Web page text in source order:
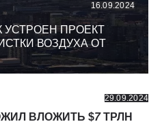
16.09.2024
УСТРОЕН ПРОЕКТ
ВОЗДУХА ОТ
29.09.2024
ВЛОЖИТЬ $7ТРЛН